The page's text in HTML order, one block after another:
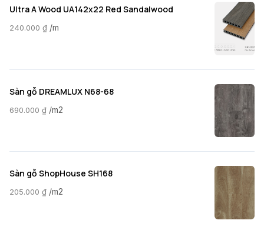
Ultra A Wood UA142x22 Red Sandalwood
240.000 ₫ /m
Sàn gỗ DREAMLUX N68-68
690.000 ₫ /m2
Sàn gỗ ShopHouse SH168
205.000 ₫ /m2